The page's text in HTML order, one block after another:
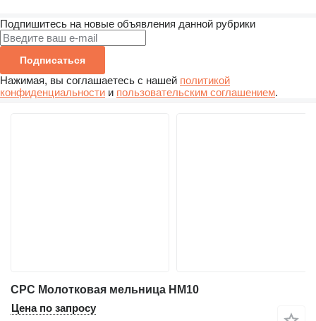
Подпишитесь на новые объявления данной рубрики
Подписаться
Нажимая, вы соглашаетесь с нашей политикой
конфиденциальности и пользовательским соглашением.
CPC Молотковая мельница HM10
Цена по запросу